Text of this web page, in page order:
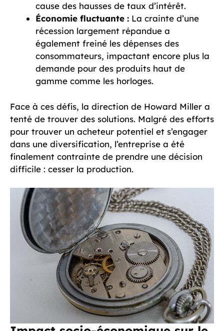
cause des hausses de taux d’intérêt.
Économie fluctuante : La crainte d’une
récession largement répandue a
également freiné les dépenses des
consommateurs, impactant encore plus la
demande pour des produits haut de
gamme comme les horloges.
Face à ces défis, la direction de Howard Miller a
tenté de trouver des solutions. Malgré des efforts
pour trouver un acheteur potentiel et s’engager
dans une diversification, l’entreprise a été
finalement contrainte de prendre une décision
difficile : cesser la production.